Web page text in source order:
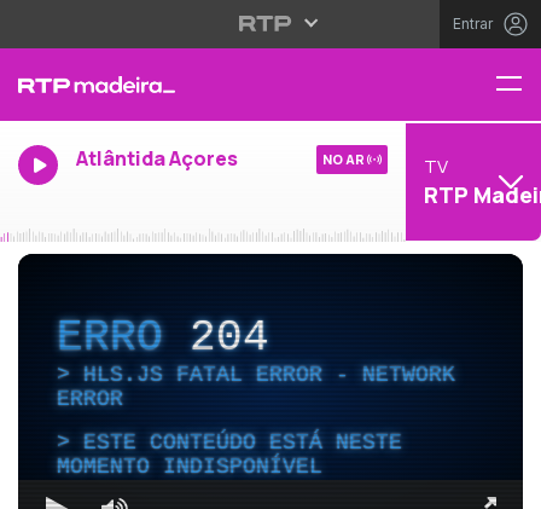
Entrar
Atlântida Açores NO AR TV
RTP
ERRO204
HLS.JS FATAL ERROR - NETWORK
ERROR
ESTE CONTEÚDO ESTÁ NESTE
MOMENTO INDISPONÍVEL